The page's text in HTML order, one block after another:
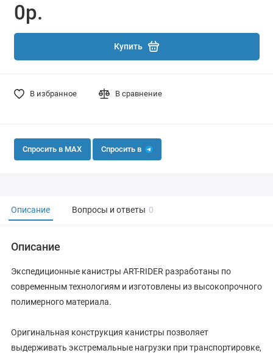
0р.
Купить
В избранное В сравнение
Спросить в MAX Спросить в
Описание Вопросы и ответы 0
Описание
Экспедиционные канистры ART-RIDER разработаны по
современным технологиям и изготовлены из высокопрочного
полимерного материала.
Оригинальная конструкция канистры позволяет
выдерживать экстремальные нагрузки при транспортировке,